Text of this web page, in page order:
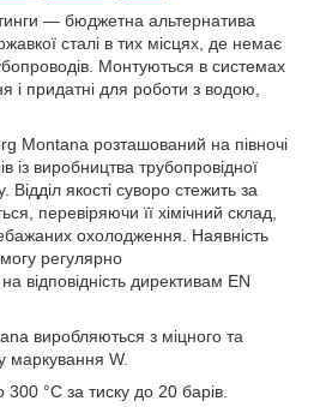
— бюджетна альтернатива
сталі в тих місцях, де немає
Монтуються в системах
і придатні для роботи з водою,
Montana розташований на півночі
із виробництва трубопровідної
Відділ якості суворо стежить за
перевіряючи її хімічний склад,
охолодження. Наявність
регулярно
відповідність директивам EN
виробляються з міцного та
маркування W.
°C за тиску до 20 барів.